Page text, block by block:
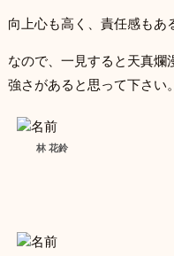
向上心も高く、責任感もあ
なので、一見すると天真爛
強さがあると思って下さい。
林 花鈴